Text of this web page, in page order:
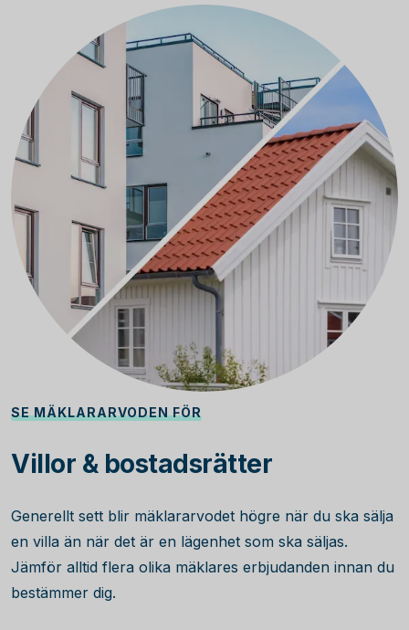
SE MÄKLARARVODEN FÖR
Villor & bostadsrätter
Generellt sett blir mäklararvodet högre när du ska sälja
en villa än när det är en lägenhet som ska säljas.
Jämför alltid flera olika mäklares erbjudanden innan du
bestämmer dig.